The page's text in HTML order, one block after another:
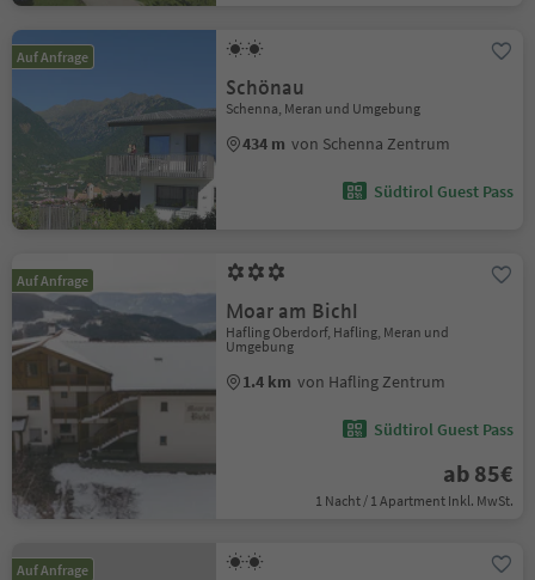
Auf Anfrage
Schönau
Schenna, Meran und Umgebung
434 m von Schenna Zentrum
Südtirol Guest Pass
Auf Anfrage
Moar am Bichl
Hafling Oberdorf, Hafling, Meran und
Umgebung
1.4 km von Hafling Zentrum
Südtirol Guest Pass
ab 85€
1 Nacht / 1 Apartment Inkl. MwSt.
Auf Anfrage